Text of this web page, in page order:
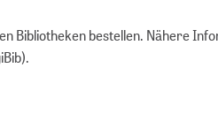
Bibliotheken bestellen. Nähere